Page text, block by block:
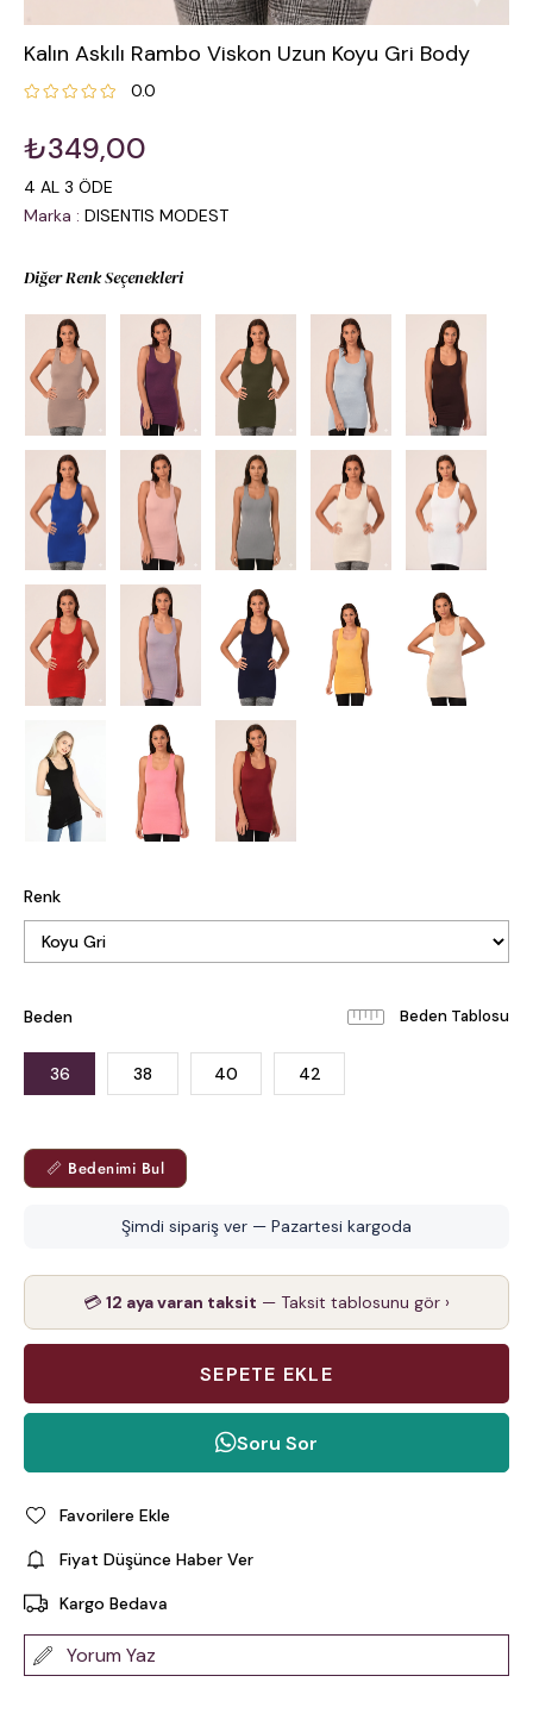
Kalın Askılı Rambo Viskon Uzun Koyu Gri Body
0.0
₺349,00
4 AL 3 ÖDE
Marka : DISENTIS MODEST
Diğer Renk Seçenekleri
Renk
Beden Beden Tablosu
36 38 40 42
📏 Bedenimi Bul
Şimdi sipariş ver — Pazartesi kargoda
💳 12 aya varan taksit — Taksit tablosunu gör ›
Soru Sor
Favorilere Ekle
Fiyat Düşünce Haber Ver
Kargo Bedava
Yorum Yaz